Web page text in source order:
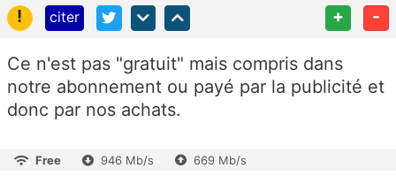
!
citer + -
Ce n'est pas "gratuit" mais compris dans
notre abonnement ou payé par la publicité et
donc par nos achats.
Free 946 Mb/s 669 Mb/s